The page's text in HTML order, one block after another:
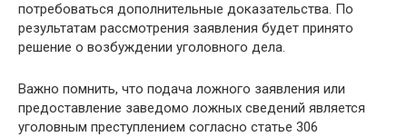
потребоваться дополнительные доказательства. По
результатам рассмотрения заявления будет принято
решение о возбуждении уголовного дела.
Важно помнить, что подача ложного заявления или
предоставление заведомо ложных сведений является
уголовным преступлением согласно статье 306